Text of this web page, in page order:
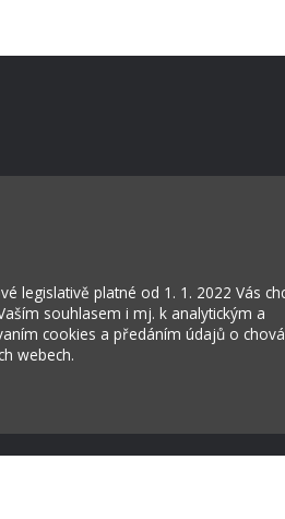
legislativě platné od 1. 1. 2022 Vás
souhlasem i mj. k analytickým a
cookies a předáním údajů o
webech.